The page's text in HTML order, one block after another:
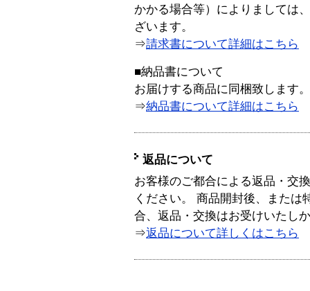
かかる場合等）によりましては
ざいます。
⇒請求書について詳細はこちら
■納品書について
お届けする商品に同梱致します。
⇒納品書について詳細はこちら
返品について
お客様のご都合による返品・交
ください。 商品開封後、または
合、返品・交換はお受けいたし
⇒返品について詳しくはこちら